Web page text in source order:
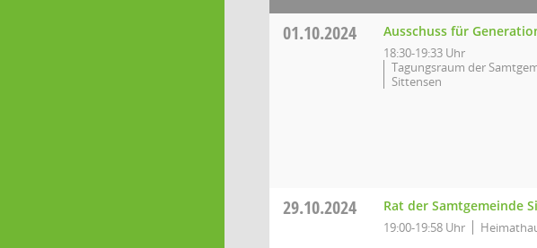
01.10.2024 Ausschuss für
18:30-19:33 Uhr
Tagungsraum der
Sittensen
29.10.2024 Rat der Samtgemeinde
19:00-19:58 Uhr